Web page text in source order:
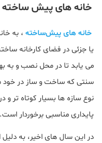
خانه‌ های پیش‌
خانه‌ های پیش‌ساخته ، به
یا جزئی در فضای کارخانه
می یابد تا در محل نصب و به
سنتی که ساخت‌ و ساز در خود
نوع سازه ها بسیار کوتاه‌ تر و
پایداری مناسبی برخوردار است.
در این سال‌ های اخیر، به‌